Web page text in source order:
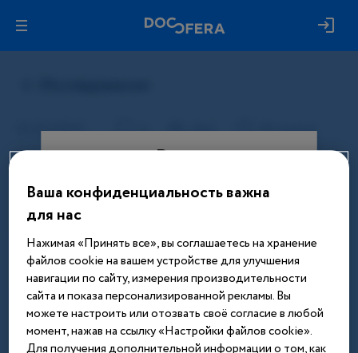
Вход
Этот материал доступен только
после авторизации. Войдите или
зарегистрируйтесь, чтобы получить
доступ ко всем материалам сайта
Введите телефон или email
Ваша конфиденциальность важна
для нас
Нажимая «Принять все», вы соглашаетесь на хранение
файлов cookie на вашем устройстве для улучшения
навигации по сайту, измерения производительности
сайта и показа персонализированной рекламы. Вы
можете настроить или отозвать своё согласие в любой
момент, нажав на ссылку «Настройки файлов cookie».
Для получения дополнительной информации о том, как